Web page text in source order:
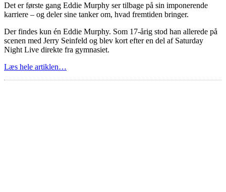
Det er første gang Eddie Murphy ser tilbage på sin imponerende
karriere – og deler sine tanker om, hvad fremtiden bringer.
Der findes kun én Eddie Murphy. Som 17-årig stod han allerede på
scenen med Jerry Seinfeld og blev kort efter en del af Saturday
Night Live direkte fra gymnasiet.
Læs hele artiklen…